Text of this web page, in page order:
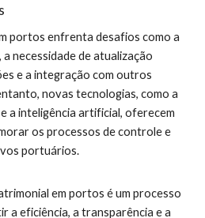
portos enfrenta desafios como a
necessidade de atualização
e a integração com outros
novas tecnologias, como a
a inteligência artificial, oferecem
os processos de controle e
portuários.
em portos é um processo
a eficiência, a transparência e a